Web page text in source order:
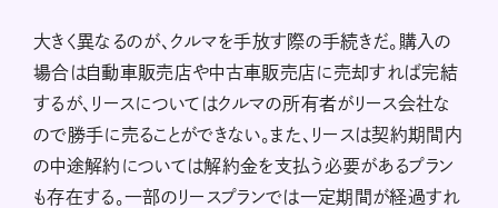
大きく異なるのが、クルマを手放す際の手続きだ。購入の
場合は自動車販売店や中古車販売店に売却すれば完結
するが、リースについてはクルマの所有者がリース会社な
ので勝手に売ることができない。また、リースは契約期間内
の中途解約については解約金を支払う必要があるプラン
も存在する。一部のリースプランでは一定期間が経過すれ